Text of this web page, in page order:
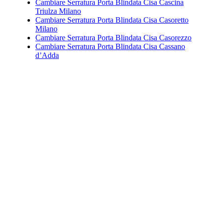
Cambiare Serratura Porta Blindata Cisa Cascina
Triulza Milano
Cambiare Serratura Porta Blindata Cisa Casoretto
Milano
Cambiare Serratura Porta Blindata Cisa Casorezzo
Cambiare Serratura Porta Blindata Cisa Cassano
d’Adda